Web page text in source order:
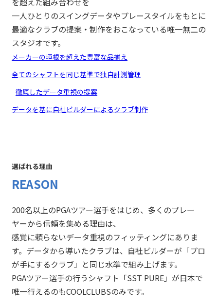
一人ひとりのスイングデータやプレースタイルをもとに
最適なクラブの提案・制作をおこなっている唯一無二の
スタジオです。
メーカーの垣根を超えた豊富な品揃え
全てのシャフトを同じ基準で独自計測管理
徹底したデータ重視の提案
データを基に自社ビルダーによるクラブ制作
選ばれる理由
REASON
200名以上のPGAツアー選手をはじめ、多くのプレー
ヤーから信頼を集める理由は、
感覚に頼らないデータ重視のフィッティングにありま
す。データから導いたクラブは、 自社ビルダーが「プロ
が手にするクラブ」と同じ水準で組み上げます。
PGAツアー選手の行うシャフト「SST PURE」が日本で
唯一行えるのもCOOLCLUBSのみです。